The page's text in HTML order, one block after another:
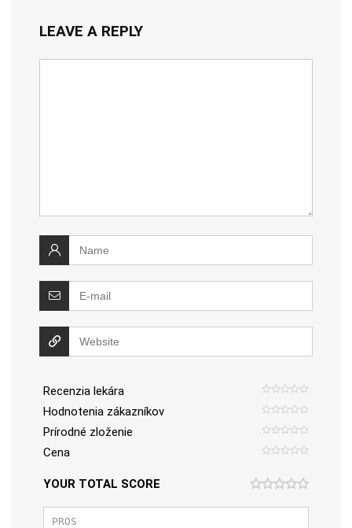
LEAVE A REPLY
Recenzia lekára
Hodnotenia zákazníkov
Prírodné zloženie
Cena
YOUR TOTAL SCORE